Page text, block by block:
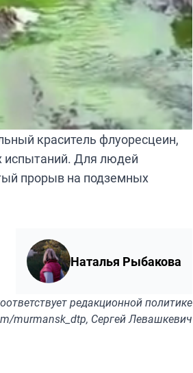
краситель флуоресцеин,
испытаний. Для людей
прорыв на подземных
Наталья Рыбакова
редакционной политике
murmansk_dtp, Сергей Левашкевич